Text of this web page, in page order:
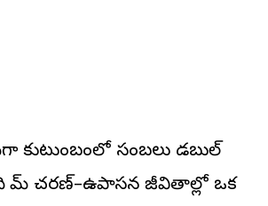
కుటుంబంలో సంబరాలు డబుల్
చరణ్–ఉపాసన జీవితాల్లో ఒక